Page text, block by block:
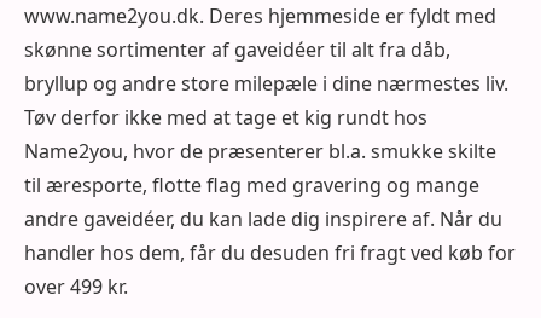
www.name2you.dk. Deres hjemmeside er fyldt med
skønne sortimenter af gaveidéer til alt fra dåb,
bryllup og andre store milepæle i dine nærmestes liv.
Tøv derfor ikke med at tage et kig rundt hos
Name2you, hvor de præsenterer bl.a. smukke skilte
til æresporte, flotte flag med gravering og mange
andre gaveidéer, du kan lade dig inspirere af. Når du
handler hos dem, får du desuden fri fragt ved køb for
over 499 kr.